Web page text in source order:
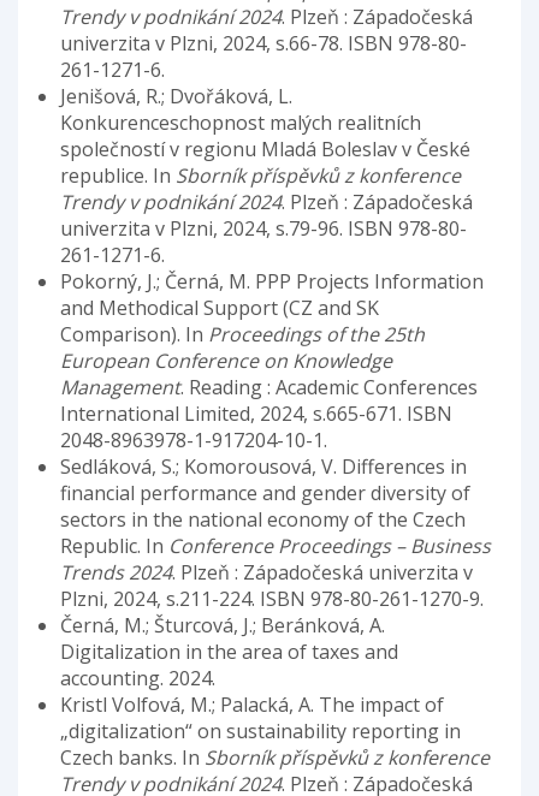
Trendy v podnikání 2024. Plzeň : Západočeská
univerzita v Plzni, 2024, s.66-78. ISBN 978-80-
261-1271-6.
Jenišová, R.; Dvořáková, L.
Konkurenceschopnost malých realitních
společností v regionu Mladá Boleslav v České
republice. In Sborník příspěvků z konference
Trendy v podnikání 2024. Plzeň : Západočeská
univerzita v Plzni, 2024, s.79-96. ISBN 978-80-
261-1271-6.
Pokorný, J.; Černá, M. PPP Projects Information
and Methodical Support (CZ and SK
Comparison). In Proceedings of the 25th
European Conference on Knowledge
Management. Reading : Academic Conferences
International Limited, 2024, s.665-671. ISBN
2048-8963978-1-917204-10-1.
Sedláková, S.; Komorousová, V. Differences in
financial performance and gender diversity of
sectors in the national economy of the Czech
Republic. In Conference Proceedings – Business
Trends 2024. Plzeň : Západočeská univerzita v
Plzni, 2024, s.211-224. ISBN 978-80-261-1270-9.
Černá, M.; Šturcová, J.; Beránková, A.
Digitalization in the area of taxes and
accounting. 2024.
Kristl Volfová, M.; Palacká, A. The impact of
„digitalization“ on sustainability reporting in
Czech banks. In Sborník příspěvků z konference
Trendy v podnikání 2024. Plzeň : Západočeská